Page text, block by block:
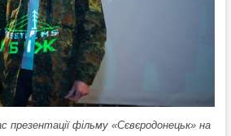
презентації фільму «Сєвєродонецьк» на